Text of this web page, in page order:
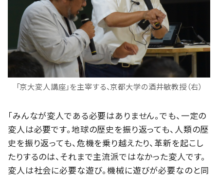
「京大変人講座」を主宰する、京都大学の酒井敏教授（右）
「みんなが変人である必要はありません。でも、一定の
変人は必要です。地球の歴史を振り返っても、人類の歴
史を振り返っても、危機を乗り越えたり、革新を起こし
たりするのは、それまで主流派ではなかった変人です。
変人は社会に必要な遊び。機械に遊びが必要なのと同